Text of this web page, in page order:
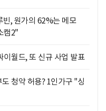
빈, 원가의 62%는 메모
캠2"
이월드, 또 신규 사업 발표
청약 허용? 1인가구 "싱